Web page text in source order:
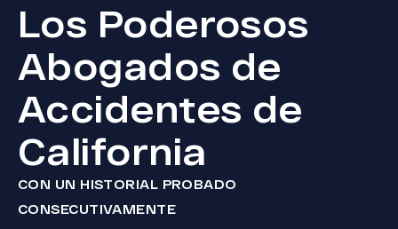
Los Poderosos
Abogados de
Accidentes de
California
CON UN HISTORIAL PROBADO
CONSECUTIVAMENTE